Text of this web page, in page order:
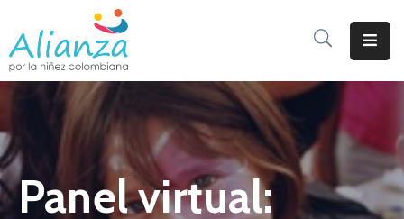
Inicio
Alianza
Documentos
Panel virtual: